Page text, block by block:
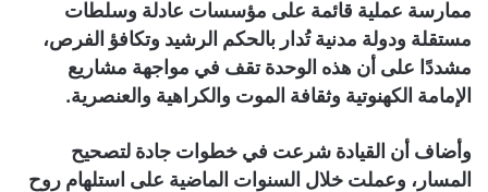
ممارسة عملية قائمة على مؤسسات عادلة وسلطات
مستقلة ودولة مدنية تُدار بالحكم الرشيد وتكافؤ الفرص،
مشددًا على أن هذه الوحدة تقف في مواجهة مشاريع
الإمامة الكهنوتية وثقافة الموت والكراهية والعنصرية.
وأضاف أن القيادة شرعت في خطوات جادة لتصحيح
المسار، وعملت خلال السنوات الماضية على استلهام روح